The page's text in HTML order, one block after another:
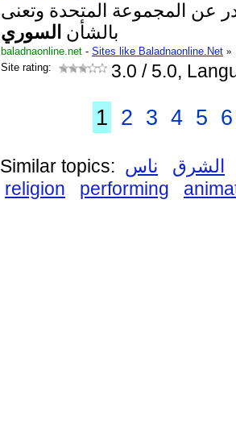
عن المجموعة المتحدة وتعنى
بالشأن السوري
baladnaonline.net - Sites like Baladnaonline.Net »
Site rating:
3.0 / 5.0,
1 2 3 4 5 6
Similar topics: الشرق
ناس
religion
performing